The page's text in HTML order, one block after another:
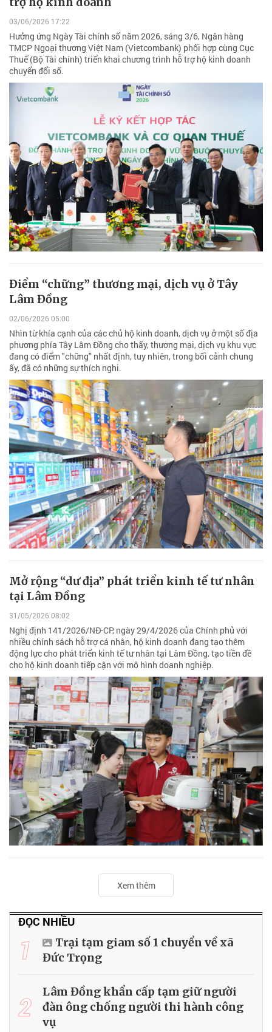
03/06/2026 17:22
Hưởng ứng Ngày Tài chính số năm 2026, sáng 3/6, Ngân hàng
TMCP Ngoại thương Việt Nam (Vietcombank) phối hợp cùng Cục
Thuế (Bộ Tài chính) triển khai chương trình hỗ trợ hộ kinh doanh
chuyển đổi số.
Điểm “chững” thương mại, dịch vụ ở Tây
Lâm Đồng
02/06/2026 05:00
Nhìn từ khía cạnh của các chủ hộ kinh doanh, dịch vụ ở một số địa
phương phía Tây Lâm Đồng cho thấy, thương mại, dịch vụ khu vực
đang có điểm "chững" nhất định, tuy nhiên, trong bối cảnh chung
ấy, đã có những sự thích nghi.
Mở rộng “dư địa” phát triển kinh tế tư nhân
tại Lâm Đồng
31/05/2026 08:02
Nghị định 141/2026/NĐ-CP, ngày 29/4/2026 của Chính phủ với
nhiều chính sách hỗ trợ cá nhân, hộ kinh doanh đang tạo thêm
động lực cho phát triển kinh tế tư nhân tại Lâm Đồng, tạo tiền đề
cho hộ kinh doanh tiếp cận với mô hình doanh nghiệp.
Xem thêm
ĐỌC NHIỀU
1
Trại tạm giam số 1 chuyển về xã
Đức Trọng
2
Lâm Đồng khẩn cấp tạm giữ người
đàn ông chống người thi hành công
vụ